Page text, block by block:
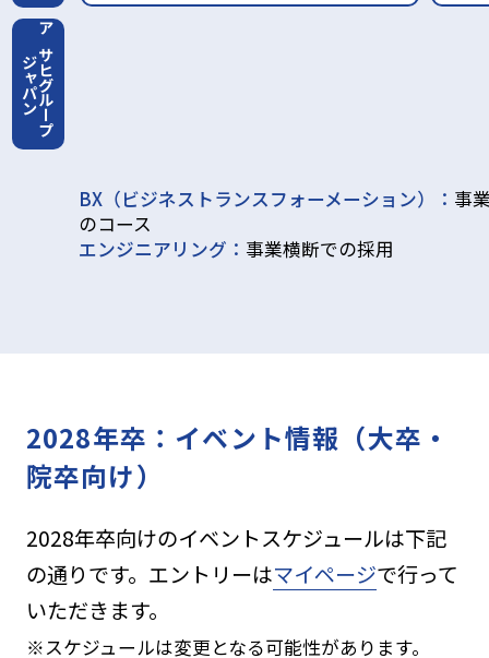
アサヒグループ
ジャパン
BX（ビジネストランスフォーメーション）： 事
のコース
エンジニアリング： 事業横断での採用
2028年卒：イベント情報（大卒・
院卒向け）
2028年卒向けのイベントスケジュールは下記
の通りです。エントリーはマイページで行って
いただきます。
※スケジュールは変更となる可能性があります。